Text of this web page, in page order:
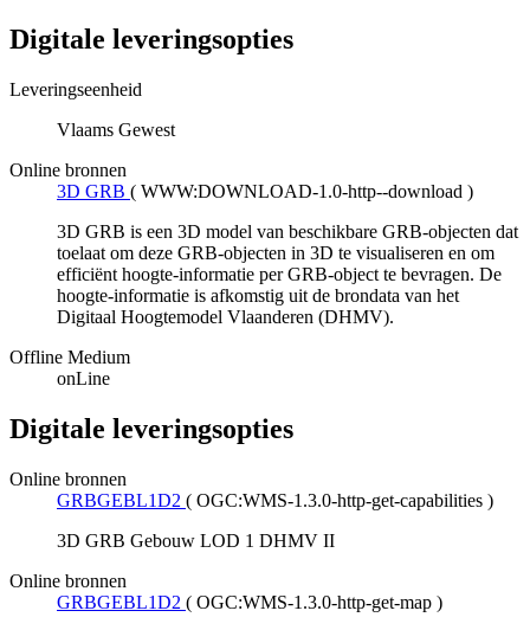
Digitale leveringsopties
Leveringseenheid
Vlaams Gewest
Online bronnen
3D GRB ( WWW:DOWNLOAD-1.0-http--download )
3D GRB is een 3D model van beschikbare GRB-objecten dat
toelaat om deze GRB-objecten in 3D te visualiseren en om
efficiënt hoogte-informatie per GRB-object te bevragen. De
hoogte-informatie is afkomstig uit de brondata van het
Digitaal Hoogtemodel Vlaanderen (DHMV).
Offline Medium
onLine
Digitale leveringsopties
Online bronnen
GRBGEBL1D2 ( OGC:WMS-1.3.0-http-get-capabilities )
3D GRB Gebouw LOD 1 DHMV II
Online bronnen
GRBGEBL1D2 ( OGC:WMS-1.3.0-http-get-map )